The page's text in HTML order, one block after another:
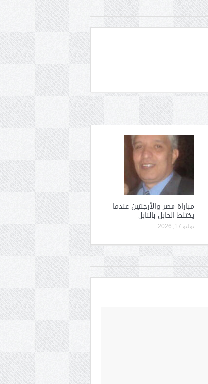
مباراة مصر والأرجنتين عندما
يختلط الحابل بالنابل
يوليو 17, 2026